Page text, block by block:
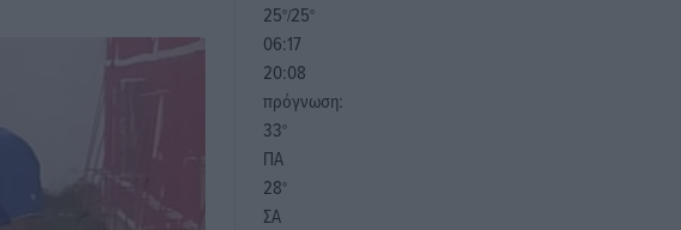
25°/25°
06:17
20:08
πρόγνωση:
33°
ΠΑ
28°
ΣΑ